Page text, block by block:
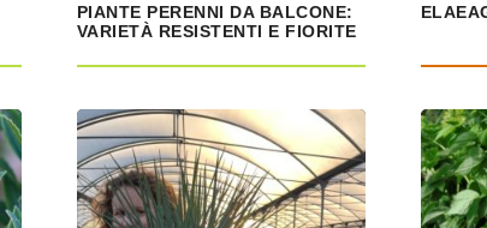
PIANTE PERENNI DA BALCONE:
VARIETÀ RESISTENTI E FIORITE